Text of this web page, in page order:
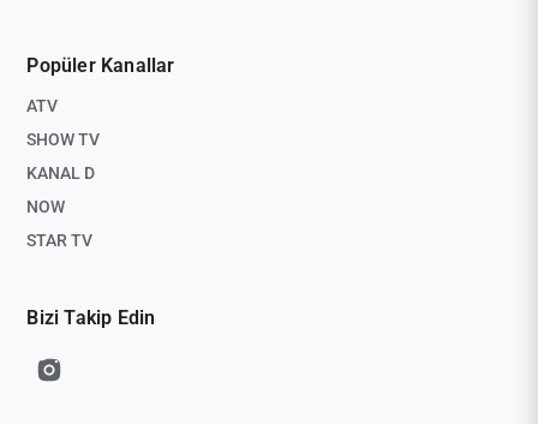
Popüler Kanallar
ATV
SHOW TV
KANAL D
NOW
STAR TV
Bizi Takip Edin